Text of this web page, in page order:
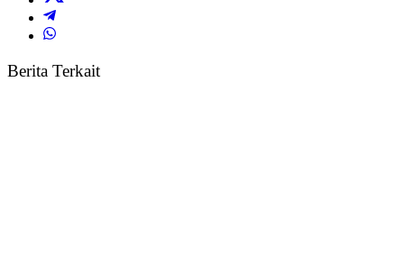
Berita Terkait